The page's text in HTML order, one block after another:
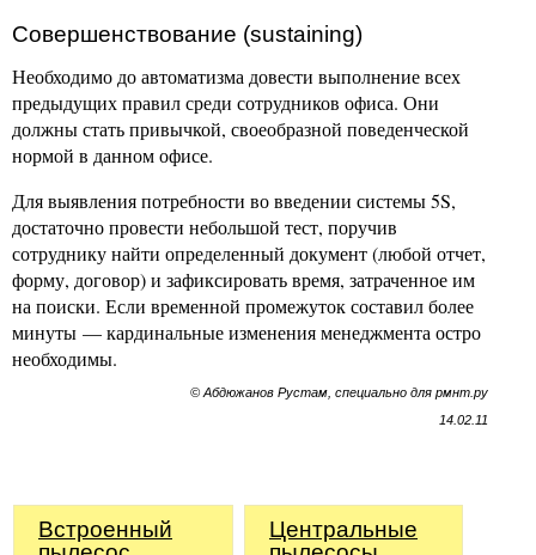
Совершенствование (sustaining)
Необходимо до автоматизма довести выполнение всех
предыдущих правил среди сотрудников офиса. Они
должны стать привычкой, своеобразной поведенческой
нормой в данном офисе.
Для выявления потребности во введении системы 5S,
достаточно провести небольшой тест, поручив
сотруднику найти определенный документ (любой отчет,
форму, договор) и зафиксировать время, затраченное им
на поиски. Если временной промежуток составил более
минуты — кардинальные изменения менеджмента остро
необходимы.
© Абдюжанов Рустам, специально для рмнт.ру
14.02.11
Встроенный
Центральные